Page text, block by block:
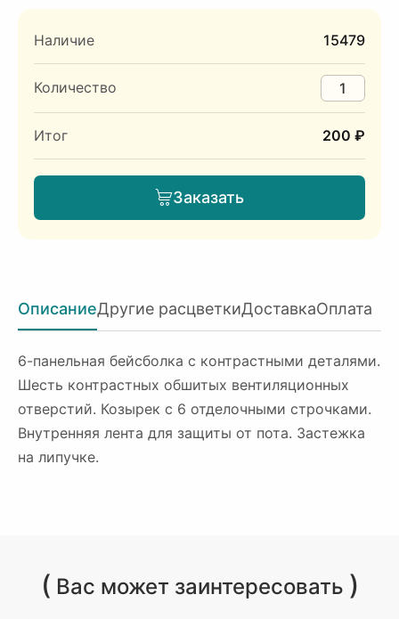
Наличие 15479
Количество
Итог 200 ₽
Заказать
ОписаниеДругие расцветкиДоставкаОплата
6-панельная бейсболка с контрастными деталями.
Шесть контрастных обшитых вентиляционных
отверстий. Козырек с 6 отделочными строчками.
Внутренняя лента для защиты от пота. Застежка
на липучке.
( Вас может заинтересовать )